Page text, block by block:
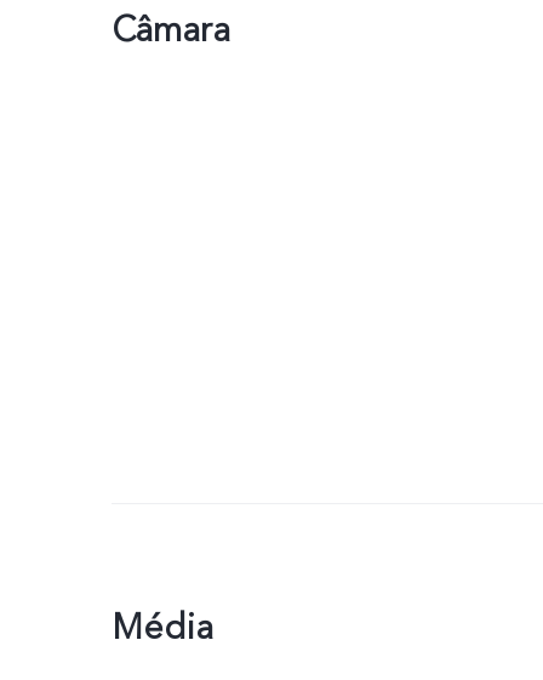
Câmara
Média